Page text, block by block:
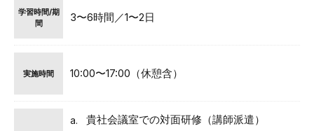
学習時間/期
間
3〜6時間／1〜2日
実施時間 10:00〜17:00（休憩含）
貴社会議室での対面研修（講師派遣）